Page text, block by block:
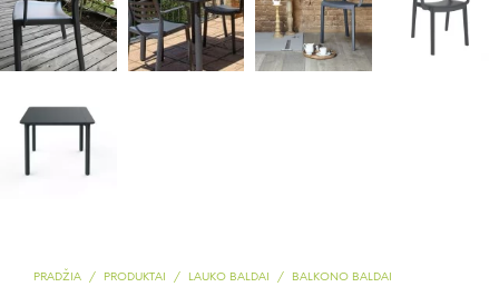
PRADŽIA / PRODUKTAI / LAUKO BALDAI / BALKONO BALDAI